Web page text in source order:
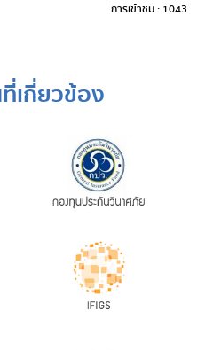
การเข้าชม : 1043
เกี่ยวข้อง